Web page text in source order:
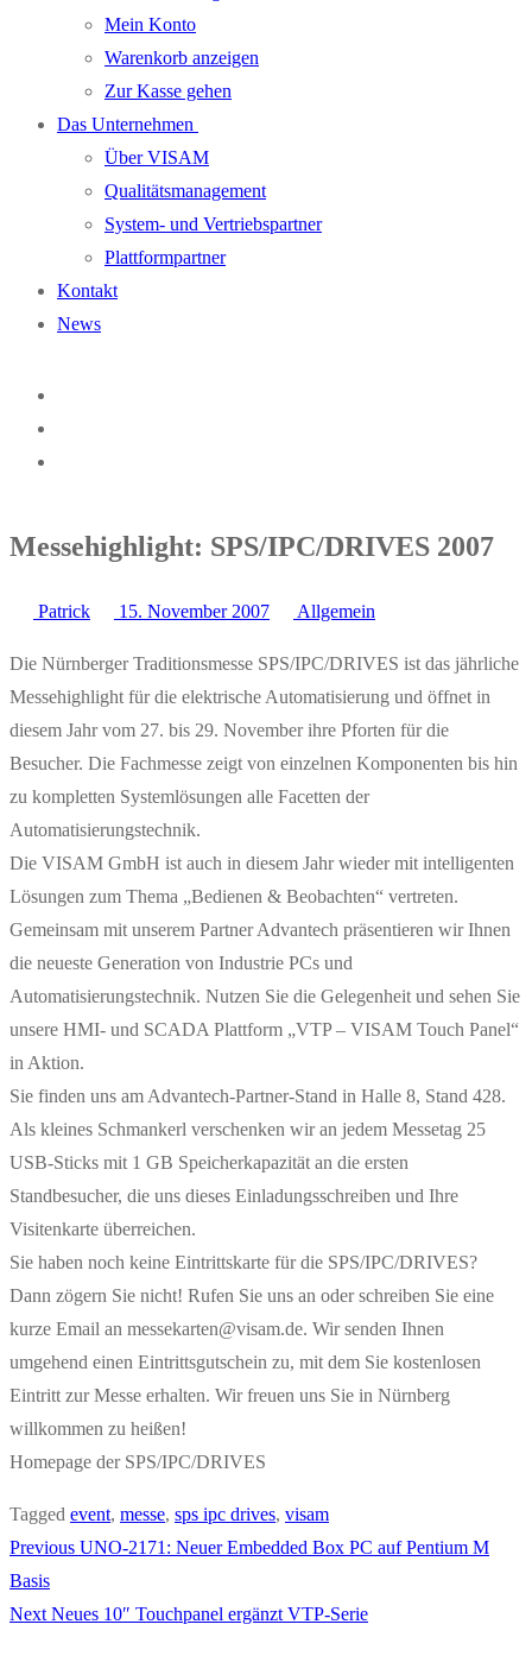
Mein Konto
Warenkorb anzeigen
Zur Kasse gehen
Das Unternehmen
Über VISAM
Qualitätsmanagement
System- und Vertriebspartner
Plattformpartner
Kontakt
News
Messehighlight: SPS/IPC/DRIVES 2007
Patrick 15. November 2007 Allgemein
Die Nürnberger Traditionsmesse SPS/IPC/DRIVES ist das jährliche
Messehighlight für die elektrische Automatisierung und öffnet in
diesem Jahr vom 27. bis 29. November ihre Pforten für die
Besucher. Die Fachmesse zeigt von einzelnen Komponenten bis hin
zu kompletten Systemlösungen alle Facetten der
Automatisierungstechnik.
Die VISAM GmbH ist auch in diesem Jahr wieder mit intelligenten
Lösungen zum Thema „Bedienen & Beobachten“ vertreten.
Gemeinsam mit unserem Partner Advantech präsentieren wir Ihnen
die neueste Generation von Industrie PCs und
Automatisierungstechnik. Nutzen Sie die Gelegenheit und sehen Sie
unsere HMI- und SCADA Plattform „VTP – VISAM Touch Panel“
in Aktion.
Sie finden uns am Advantech-Partner-Stand in Halle 8, Stand 428.
Als kleines Schmankerl verschenken wir an jedem Messetag 25
USB-Sticks mit 1 GB Speicherkapazität an die ersten
Standbesucher, die uns dieses Einladungsschreiben und Ihre
Visitenkarte überreichen.
Sie haben noch keine Eintrittskarte für die SPS/IPC/DRIVES?
Dann zögern Sie nicht! Rufen Sie uns an oder schreiben Sie eine
kurze Email an messekarten@visam.de. Wir senden Ihnen
umgehend einen Eintrittsgutschein zu, mit dem Sie kostenlosen
Eintritt zur Messe erhalten. Wir freuen uns Sie in Nürnberg
willkommen zu heißen!
Homepage der SPS/IPC/DRIVES
Tagged event, messe, sps ipc drives, visam
Previous UNO-2171: Neuer Embedded Box PC auf Pentium M
Basis
Next Neues 10″ Touchpanel ergänzt VTP-Serie